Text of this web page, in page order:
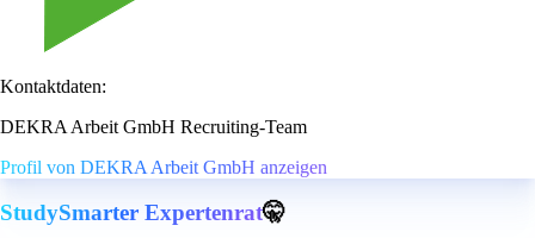
Kontaktdaten:
DEKRA Arbeit GmbH Recruiting-Team
Profil von DEKRA Arbeit GmbH anzeigen
StudySmarter Expertenrat🤫